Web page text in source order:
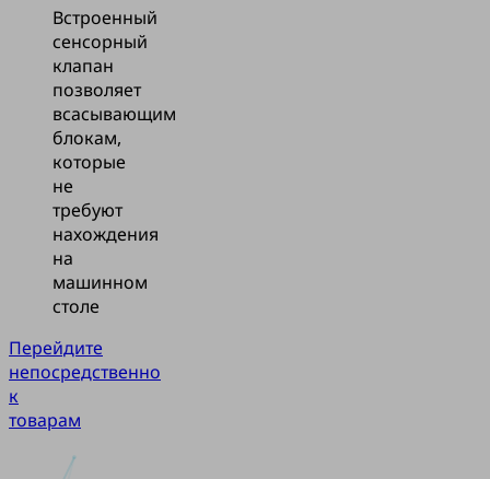
Встроенный
сенсорный
клапан
позволяет
всасывающим
блокам,
которые
не
требуют
нахождения
на
машинном
столе
Перейдите
непосредственно
к
товарам